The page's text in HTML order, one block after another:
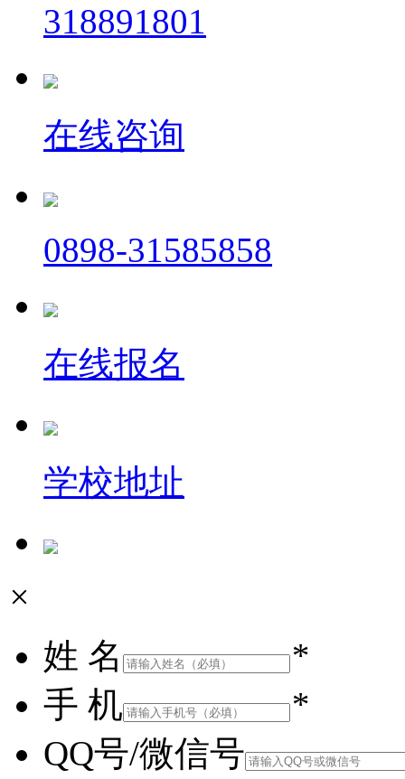
318891801
在线咨询
0898-31585858
在线报名
学校地址
×
姓 名
*
手 机
*
QQ号/微信号